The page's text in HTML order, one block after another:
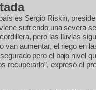
es Sergio Riskin,
sufriendo una severa
pero las lluvias
van aumentar, el riego en
pero el bajo nivel
recuperarlo”, expresó el